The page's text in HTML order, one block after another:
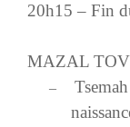
20h15 – Fin
MAZAL TOV
–